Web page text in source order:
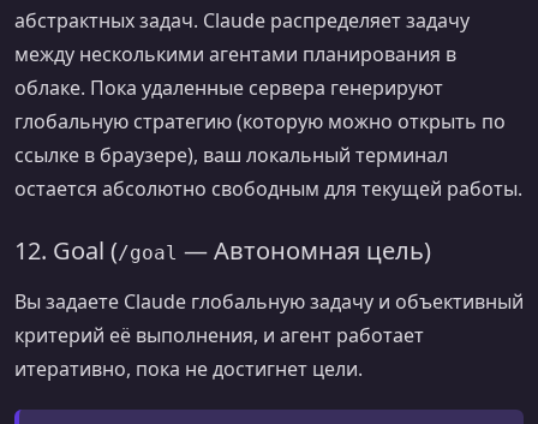
абстрактных задач. Claude распределяет задачу
между несколькими агентами планирования в
облаке. Пока удаленные сервера генерируют
глобальную стратегию (которую можно открыть по
ссылке в браузере), ваш локальный терминал
остается абсолютно свободным для текущей работы.
12. Goal (/goal — Автономная цель)
Вы задаете Claude глобальную задачу и объективный
критерий её выполнения, и агент работает
итеративно, пока не достигнет цели.